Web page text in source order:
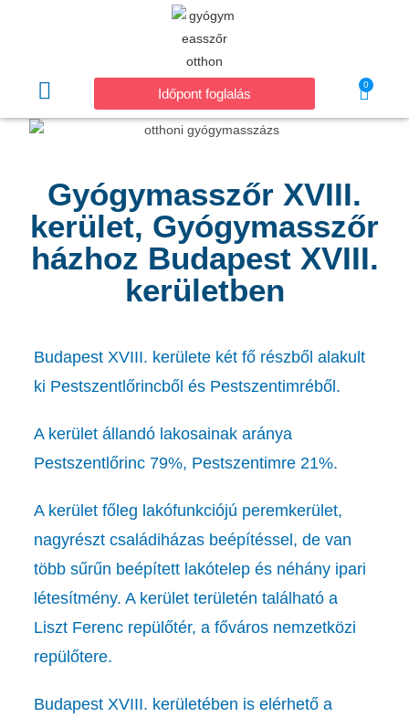
Időpont foglalás
0
Gyógymasszőr XVIII.
kerület, Gyógymasszőr
házhoz Budapest XVIII.
kerületben
Budapest XVIII. kerülete két fő részből alakult
ki Pestszentlőrincből és Pestszentimréből.
A kerület állandó lakosainak aránya
Pestszentlőrinc 79%, Pestszentimre 21%.
A kerület főleg lakófunkciójú peremkerület,
nagyrészt családiházas beépítéssel, de van
több sűrűn beépített lakótelep és néhány ipari
létesítmény. A kerület területén található a
Liszt Ferenc repülőtér, a főváros nemzetközi
repülőtere.
Budapest XVIII. kerületében is elérhető a